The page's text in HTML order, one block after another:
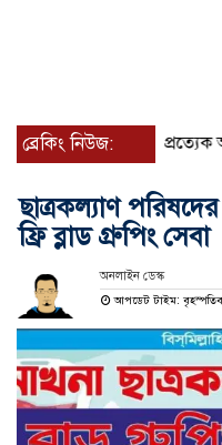
ব্রেকিং নিউজ: প্রত্যেক
ছাত্রকল্যাণ
ফ্রি ব্লাড গ্রুপিং সেবা
অনলাইন ডেস্ক
আপডেট টাইম: